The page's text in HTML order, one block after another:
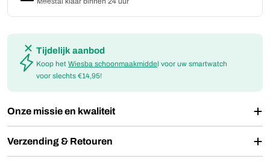
Tijdelijk aanbod
Koop het Wiesba schoonmaakmiddel voor uw smartwatch
voor slechts €14,95!
Onze missie en kwaliteit
Verzending & Retouren